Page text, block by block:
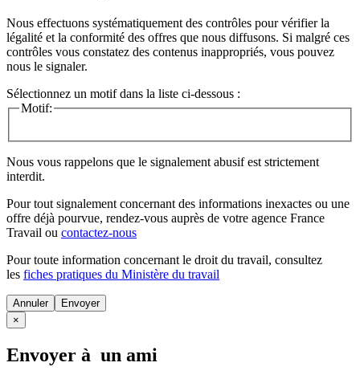
Nous effectuons systématiquement des contrôles pour vérifier la
légalité et la conformité des offres que nous diffusons. Si malgré ces
contrôles vous constatez des contenus inappropriés, vous pouvez
nous le signaler.
Sélectionnez un motif dans la liste ci-dessous :
Motif:
Nous vous rappelons que le signalement abusif est strictement
interdit.
Pour tout signalement concernant des informations inexactes ou une
offre déjà pourvue, rendez-vous auprès de votre agence France
Travail ou contactez-nous
Pour toute information concernant le droit du travail, consultez
les fiches pratiques du Ministère du travail
Annuler
×
Envoyer à un ami